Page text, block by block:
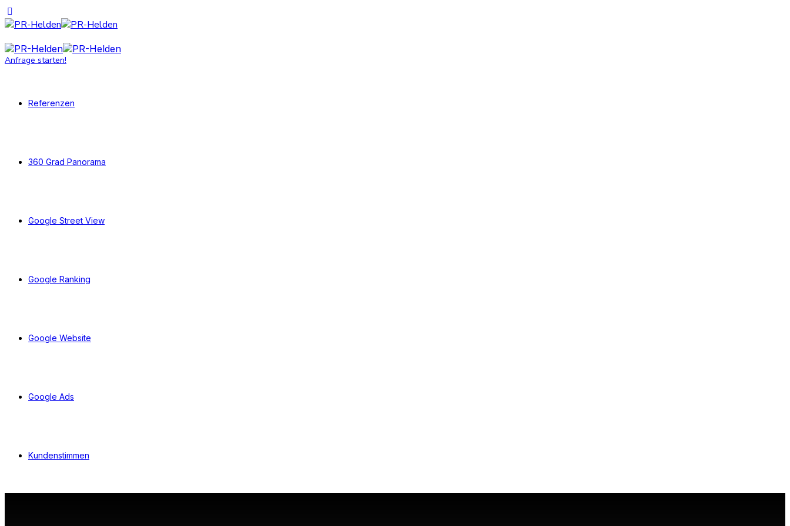
Anfrage starten!
Referenzen
360 Grad Panorama
Google Street View
Google Ranking
Google Website
Google Ads
Kundenstimmen